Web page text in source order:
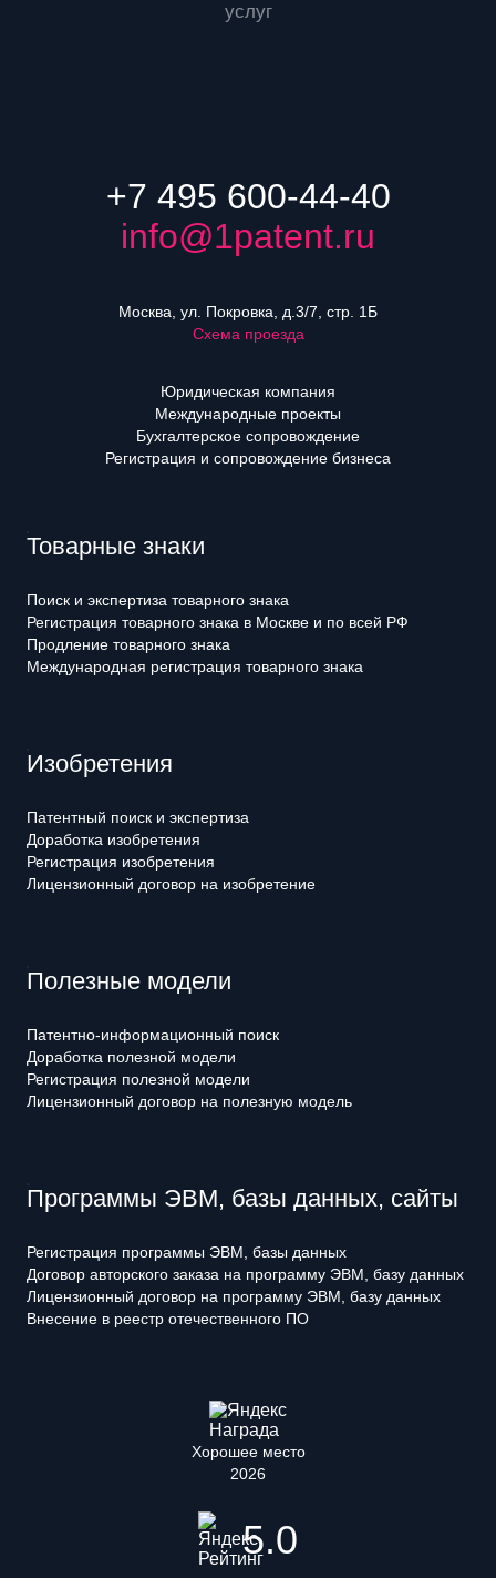
услуг
+7 495 600-44-40
info@1patent.ru
Москва, ул. Покровка, д.3/7, стр. 1Б
Схема проезда
Юридическая компания
Международные проекты
Бухгалтерское сопровождение
Регистрация и сопровождение бизнеса
Товарные знаки
Поиск и экспертиза товарного знака
Регистрация товарного знака в Москве и по всей РФ
Продление товарного знака
Международная регистрация товарного знака
Изобретения
Патентный поиск и экспертиза
Доработка изобретения
Регистрация изобретения
Лицензионный договор на изобретение
Полезные модели
Патентно-информационный поиск
Доработка полезной модели
Регистрация полезной модели
Лицензионный договор на полезную модель
Программы ЭВМ, базы данных, сайты
Регистрация программы ЭВМ, базы данных
Договор авторского заказа на программу ЭВМ, базу данных
Лицензионный договор на программу ЭВМ, базу данных
Внесение в реестр отечественного ПО
Хорошее место
2026
5.0